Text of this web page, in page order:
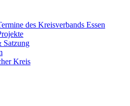
des Kreisverbands Essen
Satzung
Kreis